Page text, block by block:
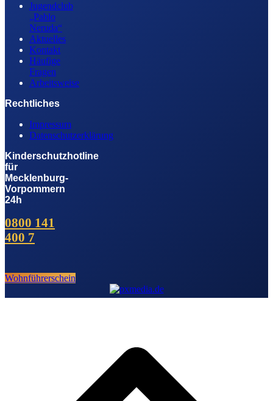
Jugendclub
„Pablo
Neruda“
Aktuelles
Kontakt
Häufige
Fragen
Arbeitsweise
Rechtliches
Impressum
Datenschutzerklärung
Kinderschutzhotline
für
Mecklenburg-
Vorpommern
24h
0800 141
400 7
Wohnführerschein